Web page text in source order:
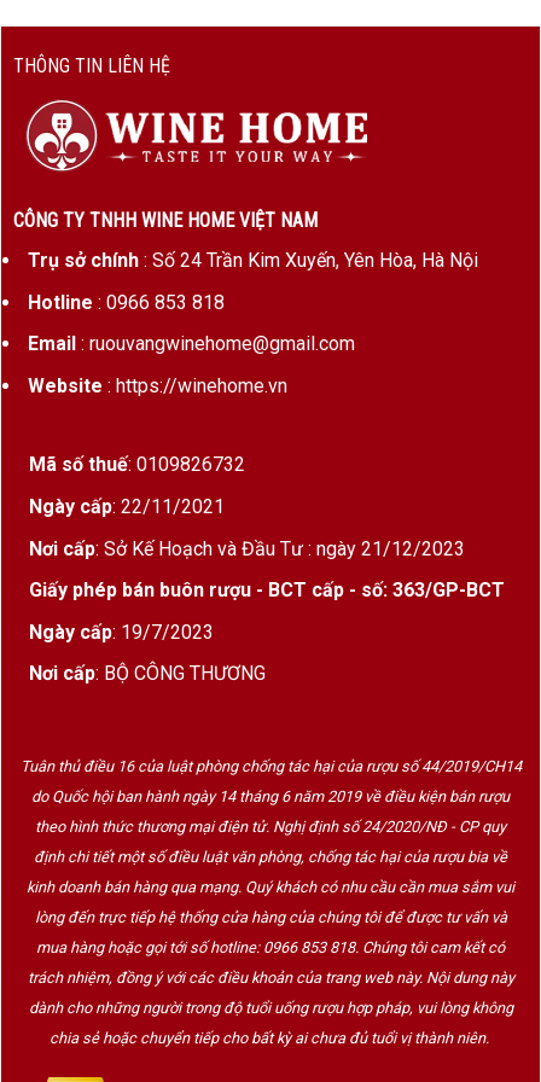
Quy mô
Niên vụ
tiêu biểu
2019 / 2020 / 2021 / 2022
Nồng độ
~13%
Ủ rượu
18 tháng trong thùng gỗ sồi Pháp
Hương Vị & Cấu Trúc Rượu Vang Trắng Clos de la
Mouchere Monopole
Màu sắc
: Vàng sáng ánh xanh
dứa, hoa trắng, vỏ chanh, hạnh nhân nướng, đá
vôi ướt
Vị rượu: Rộng, sâu, khoáng rõ rệt, vị béo mượt,
Hậu vị: Kéo dài với lớp hương gỗ sồi nhẹ
nhàng, khoáng chất và vị muối biển thoang
thoảng
Một chai rượu mangđặc tính Grand Crutrong
phân hạng Premier Cru – Clos de la Mouchère thể
hiện trọn vẹncấu trúc, chiều sâu và khả năng
phát triển theo thời gian.
THÔNG TIN LIÊN HỆ
CÔNG TY TNHH WINE HOME VIỆT NAM
Trụ sở chính: Số 24 Trần Kim Xuyến, Yên Hòa, Hà Nội
Hotline : 0966 853 818
Email : ruouvangwinehome@gmail.com
Website : https://winehome.vn
Mã số thuế: 0109826732
Ngày cấp: 22/11/2021
Nơi cấp: Sở Kế Hoạch và Đầu Tư : ngày 21/12/2023
Giấy phép bán buôn rượu - BCT cấp - số: 363/GP-BCT
Ngày cấp: 19/7/2023
Nơi cấp: BỘ CÔNG THƯƠNG
Tuân thủ điều 16 của luật phòng chống tác hại của rượu số 44/2019/CH14
do Quốc hội ban hành ngày 14 tháng 6 năm 2019 về điều kiện bán rượu
theo hình thức thương mại điện tử. Nghị định số 24/2020/NĐ - CP quy
định chi tiết một số điều luật văn phòng, chống tác hại của rượu bia về
kinh doanh bán hàng qua mạng. Quý khách có nhu cầu cần mua sắm vui
lòng đến trực tiếp hệ thống cửa hàng của chúng tôi để được tư vấn và
mua hàng hoặc gọi tới số hotline: 0966 853 818. Chúng tôi cam kết có
trách nhiệm, đồng ý với các điều khoản của trang web này. Nội dung này
dành cho những người trong độ tuổi uống rượu hợp pháp, vui lòng không
chia sẻ hoặc chuyển tiếp cho bất kỳ ai chưa đủ tuổi vị thành niên.